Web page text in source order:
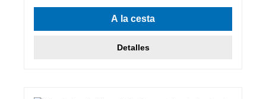
A la cesta
Detalles